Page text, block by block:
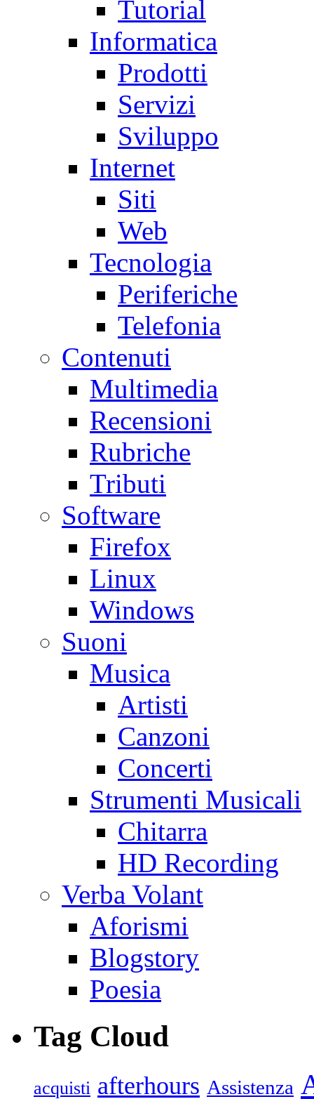
Tutorial
Informatica
Prodotti
Servizi
Sviluppo
Internet
Siti
Web
Tecnologia
Periferiche
Telefonia
Contenuti
Multimedia
Recensioni
Rubriche
Tributi
Software
Firefox
Linux
Windows
Suoni
Musica
Artisti
Canzoni
Concerti
Strumenti Musicali
Chitarra
HD Recording
Verba Volant
Aforismi
Blogstory
Poesia
Tag Cloud
acquisti afterhours Assistenza